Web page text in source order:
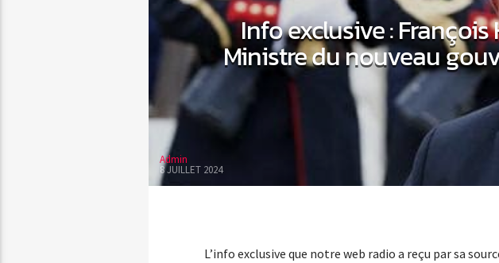
Info exclusive :
Ministre du nouveau
Admin
8 JUILLET 2024
L’info exclusive que notre web radio a reçu par sa